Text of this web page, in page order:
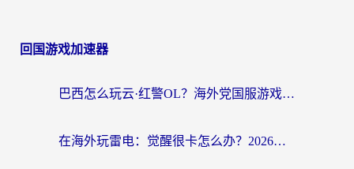
回国游戏加速器
巴西怎么玩云·红警OL？海外党国服游戏加速终极攻略（附非洲逆水寒&天下山海低延迟技巧）
在海外玩雷电：觉醒很卡怎么办？2026终极指南帮你告别延迟与卡顿